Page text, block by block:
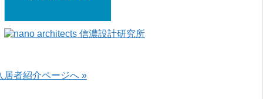
居者紹介ページへ »